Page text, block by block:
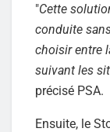
"Cette
conduite
choisir entre
suivant les
précisé PSA.
Ensuite, le